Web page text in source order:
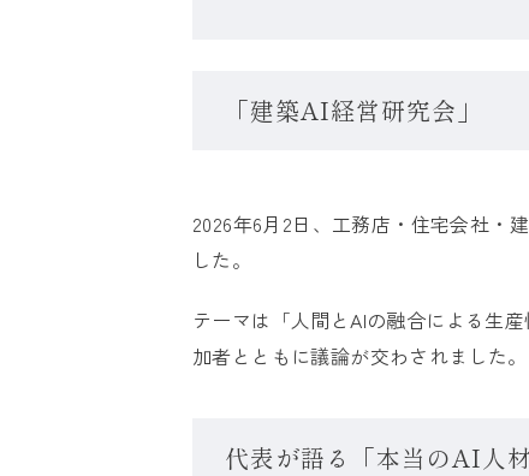
「建築AI経営研究会」
2026年6月2日、工務店・住宅会社・
した。
テーマは「人間とAIの融合による生
加者とともに議論が交わされました。
代表が語る「本当のAI人材